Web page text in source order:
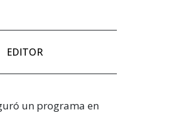
EDITOR
un programa en